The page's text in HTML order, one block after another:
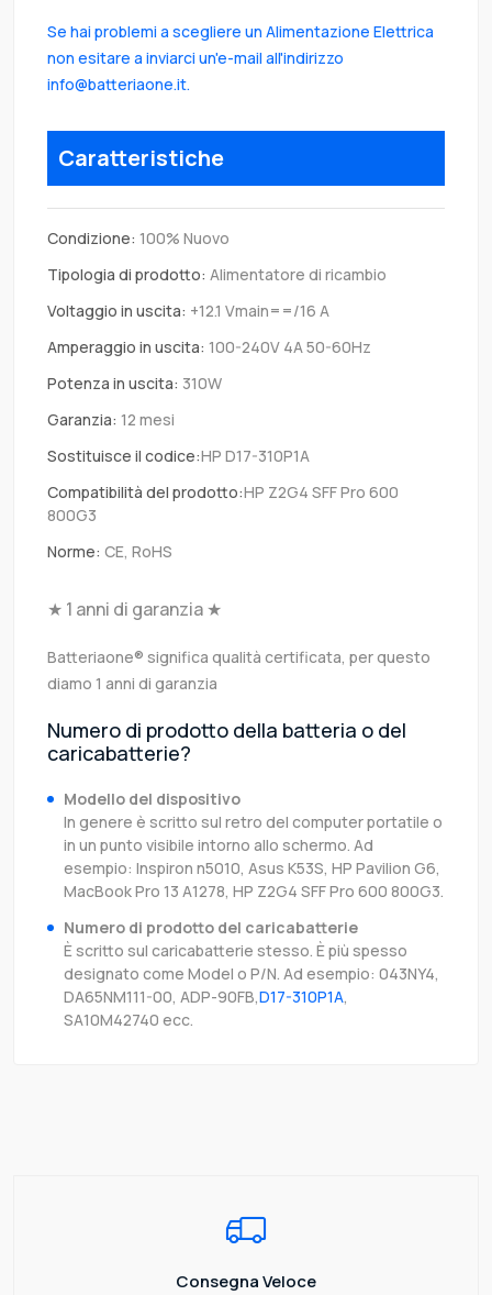
Se hai problemi a scegliere un Alimentazione Elettrica
non esitare a inviarci un'e-mail all'indirizzo
info@batteriaone.it.
Caratteristiche
Condizione: 100% Nuovo
Tipologia di prodotto: Alimentatore di ricambio
Voltaggio in uscita: +12.1 Vmain==/16 A
Amperaggio in uscita: 100-240V 4A 50-60Hz
Potenza in uscita: 310W
Garanzia: 12 mesi
Sostituisce il codice:HP D17-310P1A
Compatibilità del prodotto:HP Z2G4 SFF Pro 600
800G3
Norme: CE, RoHS
★ 1 anni di garanzia ★
Batteriaone® significa qualità certificata, per questo
diamo 1 anni di garanzia
Numero di prodotto della batteria o del
caricabatterie?
Modello del dispositivo
In genere è scritto sul retro del computer portatile o
in un punto visibile intorno allo schermo. Ad
esempio: Inspiron n5010, Asus K53S, HP Pavilion G6,
MacBook Pro 13 A1278, HP Z2G4 SFF Pro 600 800G3.
Numero di prodotto del caricabatterie
È scritto sul caricabatterie stesso. È più spesso
designato come Model o P/N. Ad esempio: 043NY4,
DA65NM111-00, ADP-90FB,D17-310P1A,
SA10M42740 ecc.
Consegna Veloce